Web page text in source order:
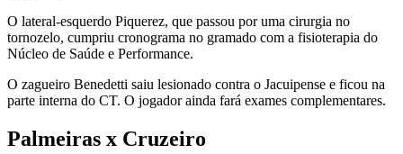
O lateral-esquerdo Piquerez, que passou por uma cirurgia no
tornozelo, cumpriu cronograma no gramado com a fisioterapia do
Núcleo de Saúde e Performance.
O zagueiro Benedetti saiu lesionado contra o Jacuipense e ficou na
parte interna do CT. O jogador ainda fará exames complementares.
Palmeiras x Cruzeiro